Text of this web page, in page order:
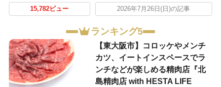
15,782ビュー 2026年7月26日(日)の記事
ランキング5
【東大阪市】コロッケやメンチ
カツ、イートインスペースでラ
ンチなどが楽しめる精肉店『北
島精肉店 with HESTA LIFE